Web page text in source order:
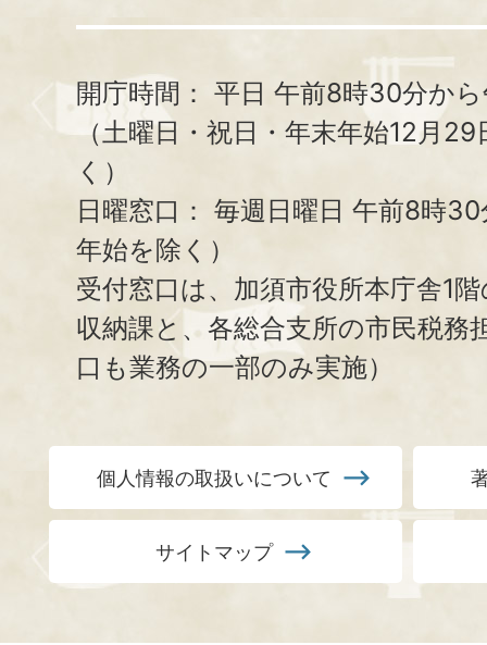
開庁時間： 平日 午前8時30分か
（土曜日・祝日・年末年始12月
く）
日曜窓口： 毎週日曜日 午前8時
年始を除く）
受付窓口は、加須市役所本庁舎1
収納課と、 各総合支所の市民税務
口も業務の一部のみ実施）
個人情報の取扱いについて
サイトマップ